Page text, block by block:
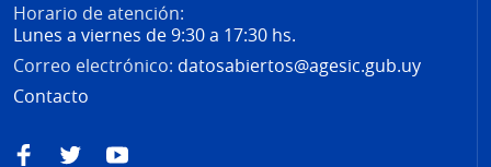
Horario de atención:
Lunes a viernes de 9:30 a 17:30 hs.
Correo electrónico: datosabiertos@agesic.gub.uy
Contacto
FacebookTwitterYouTube